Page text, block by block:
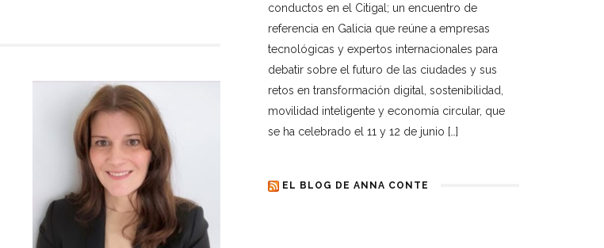
conductos en el Citigal; un encuentro de
referencia en Galicia que reúne a empresas
tecnológicas y expertos internacionales para
debatir sobre el futuro de las ciudades y sus
retos en transformación digital, sostenibilidad,
movilidad inteligente y economía circular, que
se ha celebrado el 11 y 12 de junio […]
EL BLOG DE ANNA CONTE